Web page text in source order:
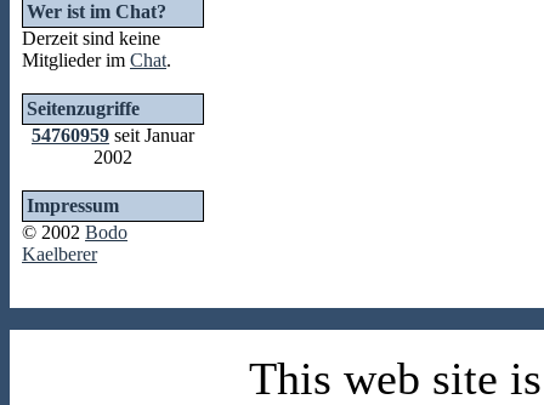
Wer ist im Chat?
Derzeit sind keine
Mitglieder im Chat.
Seitenzugriffe
54760959 seit Januar
2002
Impressum
© 2002 Bodo
Kaelberer
This web site